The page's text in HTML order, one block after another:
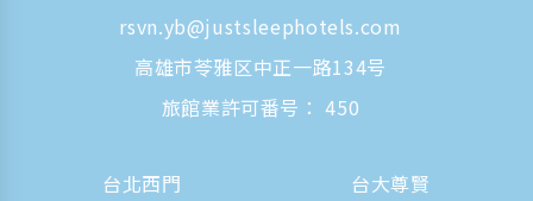
rsvn.yb@justsleephotels.com
高雄市苓雅区中正一路134号
旅館業許可番号： 450
台北西門 台大尊賢